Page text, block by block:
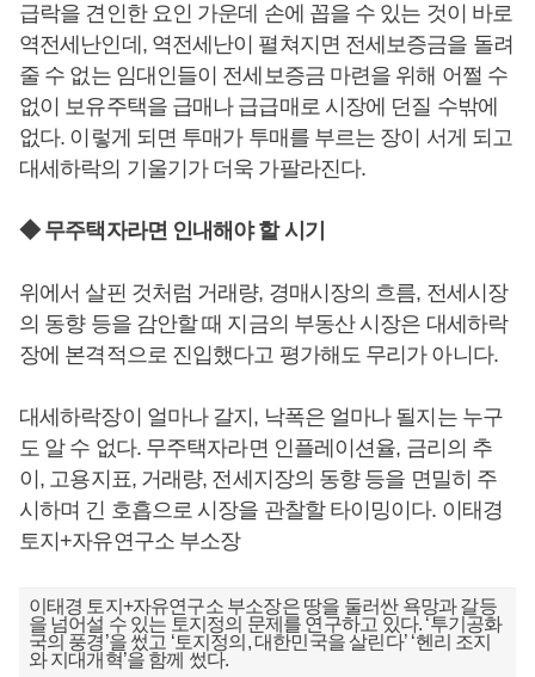
급락을 견인한 요인 가운데 손에 꼽을 수 있는 것이 바로
역전세난인데, 역전세난이 펼쳐지면 전세보증금을 돌려
줄 수 없는 임대인들이 전세보증금 마련을 위해 어쩔 수
없이 보유주택을 급매나 급급매로 시장에 던질 수밖에
없다. 이렇게 되면 투매가 투매를 부르는 장이 서게 되고
대세하락의 기울기가 더욱 가팔라진다.
◆ 무주택자라면 인내해야 할 시기
위에서 살핀 것처럼 거래량, 경매시장의 흐름, 전세시장
의 동향 등을 감안할 때 지금의 부동산 시장은 대세하락
장에 본격적으로 진입했다고 평가해도 무리가 아니다.
대세하락장이 얼마나 갈지, 낙폭은 얼마나 될지는 누구
도 알 수 없다. 무주택자라면 인플레이션율, 금리의 추
이, 고용지표, 거래량, 전세지장의 동향 등을 면밀히 주
시하며 긴 호흡으로 시장을 관찰할 타이밍이다. 이태경
토지+자유연구소 부소장
이태경 토지+자유연구소 부소장은 땅을 둘러싼 욕망과 갈등
을 넘어설 수 있는 토지정의 문제를 연구하고 있다. ‘투기공화
국의 풍경’을 썼고 ‘토지정의, 대한민국을 살린다’ ‘헨리 조지
와 지대개혁’을 함께 썼다.